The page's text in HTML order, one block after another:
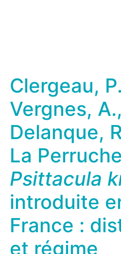
Clergeau,
Vergnes, A.,
Delanque,
La
Psittacula
introduite
France :
et régime